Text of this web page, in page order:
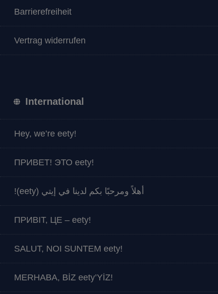
Barrierefreiheit
Vertrag widerrufen
International
Hey, we’re eety!
ПРИВЕТ! ЭТО eety!
أهلاً ومرحبًا بكم لدينا في إيتي (eety)!
ПРИВІТ, ЦЕ – eety!
SALUT, NOI SUNTEM eety!
MERHABA, BİZ eety’YİZ!